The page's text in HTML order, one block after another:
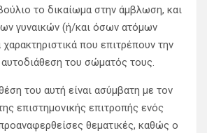
το δικαίωμα στην άμβλωση, και
γυναικών (ή/και όσων ατόμων
που επιτρέπουν την
του σώματός τους.
του αυτή είναι ασύμβατη με τον
επιστημονικής επιτροπής ενός
θεματικές, καθώς ο